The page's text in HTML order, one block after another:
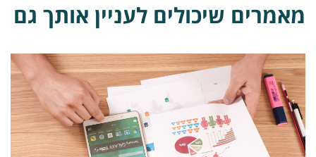
שיכולים לעניין אותך גם